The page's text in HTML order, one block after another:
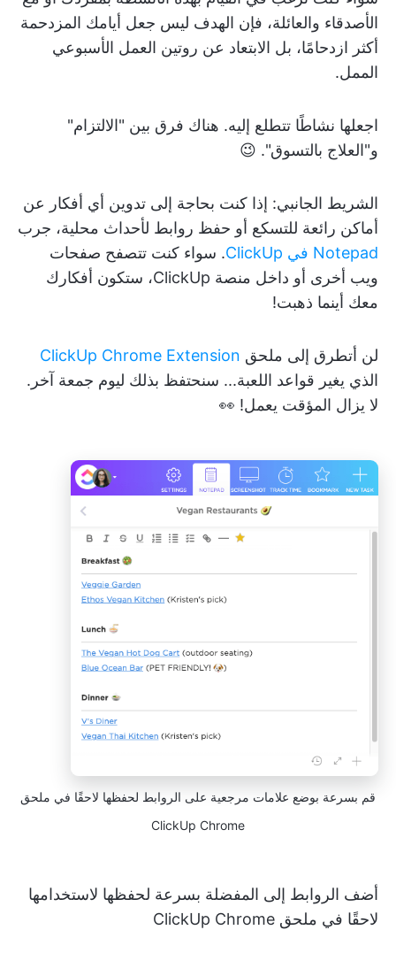
الأصدقاء والعائلة، فإن الهدف ليس جعل أيامك المزدحمة
أكثر ازدحامًا، بل الابتعاد عن روتين العمل الأسبوعي
الممل.
اجعلها نشاطًا تتطلع إليه. هناك فرق بين "الالتزام"
و"العلاج بالتسوق". 😉
الشريط الجانبي: إذا كنت بحاجة إلى تدوين أي أفكار عن
أماكن رائعة للتسكع أو حفظ روابط لأحداث محلية، جرب
Notepad في ClickUp
. سواء كنت تتصفح صفحات
ويب أخرى أو داخل منصة ClickUp، ستكون أفكارك
معك أينما ذهبت!
لن أتطرق إلى ملحق ClickUp Chrome Extension
الذي يغير قواعد اللعبة... سنحتفظ بذلك ليوم جمعة آخر.
لا يزال المؤقت يعمل! 👀
قم بسرعة بوضع علامات مرجعية على الروابط لحفظها لاحقًا في ملحق
ClickUp Chrome
أضف الروابط إلى المفضلة بسرعة لحفظها لاستخدامها
لاحقًا في ملحق ClickUp Chrome